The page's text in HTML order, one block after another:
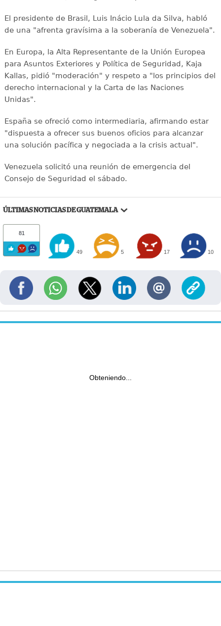
El presidente de Brasil, Luis Inácio Lula da Silva, habló
de una "afrenta gravísima a la soberanía de Venezuela".
En Europa, la Alta Representante de la Unión Europea
para Asuntos Exteriores y Política de Seguridad, Kaja
Kallas, pidió "moderación" y respeto a "los principios del
derecho internacional y la Carta de las Naciones
Unidas".
España se ofreció como intermediaria, afirmando estar
"dispuesta a ofrecer sus buenos oficios para alcanzar
una solución pacífica y negociada a la crisis actual".
Venezuela solicitó una reunión de emergencia del
Consejo de Seguridad el sábado.
ÚLTIMAS NOTICIAS DE GUATEMALA
81
49 5 17 10
Obteniendo...